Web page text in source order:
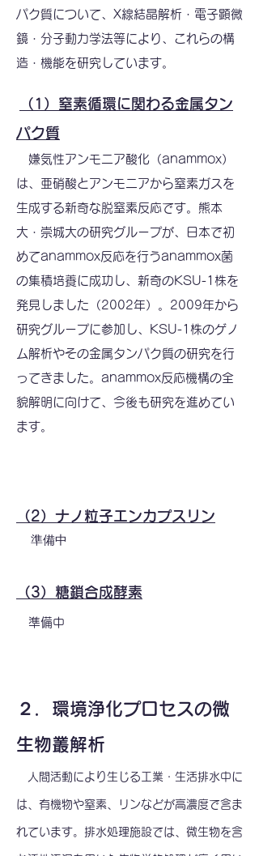
パク質について、X線結晶解析・電子顕微
鏡・分子動力学法等により、これらの構
造・機能を研究しています。
（1） 窒素循環に関わる金属タン
パク質
嫌気性アンモニア酸化（anammox）
は、亜硝酸とアンモニアから窒素ガスを
生成する新奇な脱窒素反応です。熊本
大・崇城大の研究グループが、日本で初
めてanammox反応を行うanammox菌
の集積培養に成功し、新奇のKSU-1株を
発見しました（2002年）。2009年から
研究グループに参加し、KSU-1株のゲノ
ム解析やその金属タンパク質の研究を行
ってきました。anammox反応機構の全
貌解明に向けて、今後も研究を進めてい
ます。
（2）ナノ粒子エンカプスリン
準備中
（3）糖鎖合成酵素
準備中
２ ．環境浄化プロセスの微
生物叢解析
人間活動により生じる工業・生活排水中に
は、有機物や窒素、リンなどが高濃度で含ま
れています。排水処理施設では、微生物を含